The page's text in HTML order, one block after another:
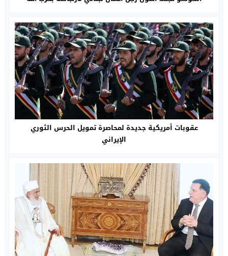
عقوبات أمريكية جديدة لمحاصرة تمويل الحرس الثوري
الإيراني